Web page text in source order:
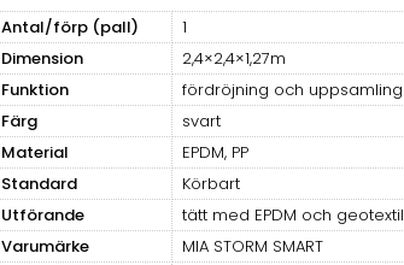
Antal/förp (pall)
1
Dimension
2,4×2,4×1,27m
Funktion
fördröjning och uppsamling
Färg
svart
Material
EPDM, PP
Standard
Körbart
Utförande
tätt med EPDM och geotextil
Varumärke
MIA STORM SMART